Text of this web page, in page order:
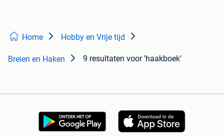
Home Hobby en Vrije tijd
Breien en Haken 9 resultaten voor 'haakboek'